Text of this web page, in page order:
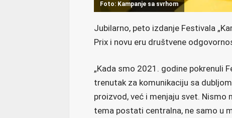
Foto: Kampanje sa svrhom
Jubilarno, peto izdanje Festivala
Prix i novu eru društvene
„Kada smo 2021. godine pokrenuli
trenutak za komunikaciju sa
proizvod, već i menjaju svet.
tema postati centralna, ne samo u